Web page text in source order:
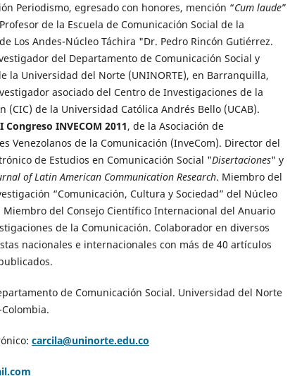
Periodismo, egresado con honores, mención “Cum laude”
de la Escuela de Comunicación Social de la
Los Andes-Núcleo Táchira "Dr. Pedro Rincón Gutiérrez.
del Departamento de Comunicación Social y
la Universidad del Norte (UNINORTE), en Barranquilla,
asociado del Centro de Investigaciones de la
(CIC) de la Universidad Católica Andrés Bello (UCAB).
Congreso INVECOM 2011, de la Asociación de
Venezolanos de la Comunicación (InveCom). Director del
de Estudios en Comunicación Social "Disertaciones" y
of Latin American Communication Research. Miembro del
“Comunicación, Cultura y Sociedad” del Núcleo
Miembro del Consejo Científico Internacional del Anuario
de la Comunicación. Colaborador en diversos
nacionales e internacionales con más de 40 artículos
de Comunicación Social. Universidad del Norte
carcila@uninorte.edu.co